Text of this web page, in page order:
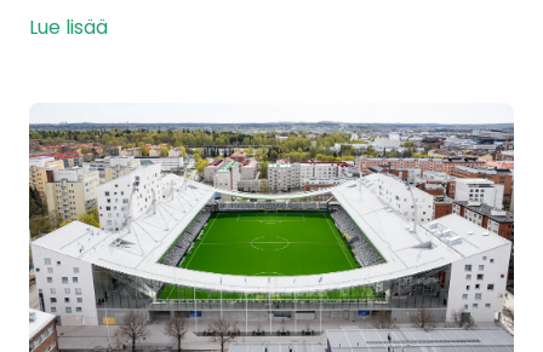
Lue lisää